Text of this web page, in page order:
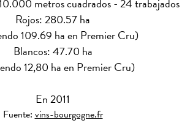
metros cuadrados - 24 trabajados
Rojos: 280.57 ha
109.69 ha en Premier Cru)
Blancos: 47.70 ha
12,80 ha en Premier Cru)
En 2011
Fuente:vins-bourgogne.fr